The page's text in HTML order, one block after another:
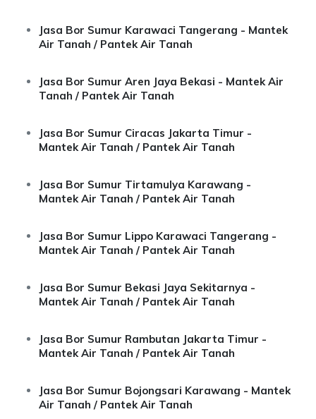
Jasa Bor Sumur Karawaci Tangerang - Mantek
Air Tanah / Pantek Air Tanah
Jasa Bor Sumur Aren Jaya Bekasi - Mantek Air
Tanah / Pantek Air Tanah
Jasa Bor Sumur Ciracas Jakarta Timur -
Mantek Air Tanah / Pantek Air Tanah
Jasa Bor Sumur Tirtamulya Karawang -
Mantek Air Tanah / Pantek Air Tanah
Jasa Bor Sumur Lippo Karawaci Tangerang -
Mantek Air Tanah / Pantek Air Tanah
Jasa Bor Sumur Bekasi Jaya Sekitarnya -
Mantek Air Tanah / Pantek Air Tanah
Jasa Bor Sumur Rambutan Jakarta Timur -
Mantek Air Tanah / Pantek Air Tanah
Jasa Bor Sumur Bojongsari Karawang - Mantek
Air Tanah / Pantek Air Tanah